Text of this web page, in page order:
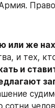
или же
и тех,
и